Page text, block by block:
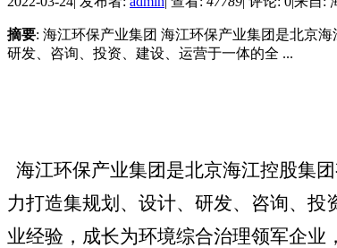
摘要: 海江环保产业集团 海江环保产业集团是北京
研发、咨询、投资、建设、运营于一体的全 ...
海江环保产业集团是北京海江控股集
力打造集规划、设计、研发、咨询、
业经验，成长为环境综合治理领军企业